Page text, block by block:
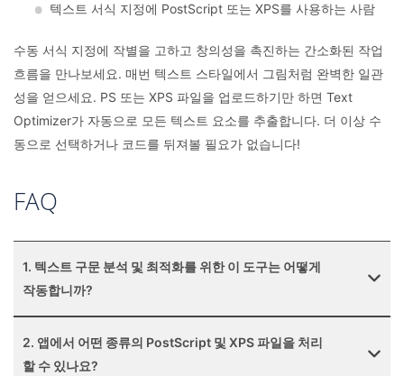
텍스트 서식 지정에 PostScript 또는 XPS를 사용하는 사람
수동 서식 지정에 작별을 고하고 창의성을 촉진하는 간소화된 작업
흐름을 만나보세요. 매번 텍스트 스타일에서 그림처럼 완벽한 일관
성을 얻으세요. PS 또는 XPS 파일을 업로드하기만 하면 Text
Optimizer가 자동으로 모든 텍스트 요소를 추출합니다. 더 이상 수
동으로 선택하거나 코드를 뒤져볼 필요가 없습니다!
FAQ
1. 텍스트 구문 분석 및 최적화를 위한 이 도구는 어떻게
작동합니까?
2. 앱에서 어떤 종류의 PostScript 및 XPS 파일을 처리
할 수 있나요?